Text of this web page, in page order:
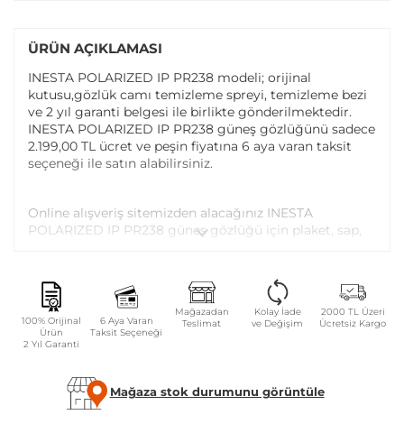
100% Orijinal
Ürün
2 Yıl Garanti
6 Aya Varan
Taksit Seçeneği
Mağazadan
Teslimat
Kolay İade
ve Değişim
2000 TL Üzeri
Ücretsiz Kargo
Mağaza stok durumunu görüntüle
ÜRÜN AÇIKLAMASI
INESTA POLARIZED IP PR238 modeli; orijinal
kutusu,gözlük camı temizleme spreyi, temizleme bezi
ve 2 yıl garanti belgesi ile birlikte gönderilmektedir.
INESTA POLARIZED IP PR238 güneş gözlüğünü sadece
2.199,00 TL ücret ve peşin fiyatına 6 aya varan taksit
seçeneği ile satın alabilirsiniz.
Online alışveriş sitemizden alacağınız INESTA
POLARIZED IP PR238 güneş gözlüğü için plaket, sap,
Garanti kapsamı dışındaki parça değişim ve bakım
işlemleriniz ise parça ücreti karşılığında yapılmaktadır.
GÜVENLIK UYARILARI
Gözlüğü tek elle takıp çıkartmayınız.